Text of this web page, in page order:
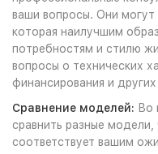
ваши вопросы. Они
которая наилучшим
потребностям и стилю
вопросы о технических
финансирования и
Сравнение моделей: Во
сравнить разные
соответствует вашим